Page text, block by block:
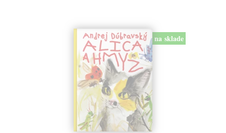
na sklade